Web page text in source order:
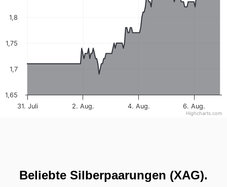
31. Juli 2. Aug. 4. Aug. 6. Aug.
1,65
1,7
1,75
1,8
Highcharts.com
Beliebte Silberpaarungen (XAG).